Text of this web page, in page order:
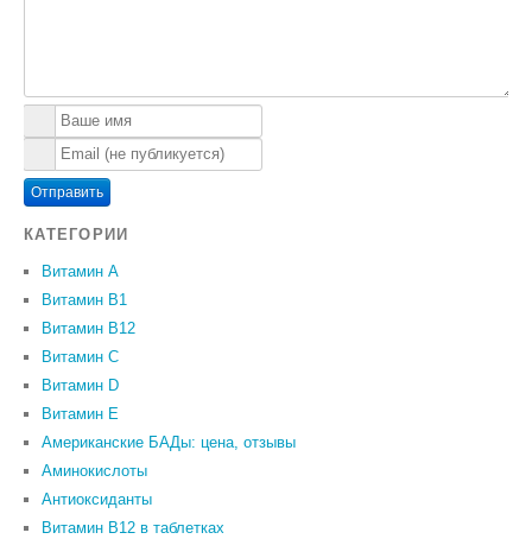
Отправить
КАТЕГОРИИ
Витамин A
Витамин B1
Витамин B12
Витамин C
Витамин D
Витамин Е
Американские БАДы: цена, отзывы
Аминокислоты
Антиоксиданты
Витамин B12 в таблетках